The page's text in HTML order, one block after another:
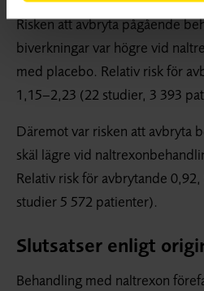
Risken att avbryta pågående
biverkningar var högre vid
med placebo. Relativ risk för
1,15–2,23 (22 studier, 3 393
Däremot var risken att avbryta
skäl lägre vid
Relativ risk för avbrytande
studier 5 572 patienter).
Slutsatser enligt
Behandling med naltrexon